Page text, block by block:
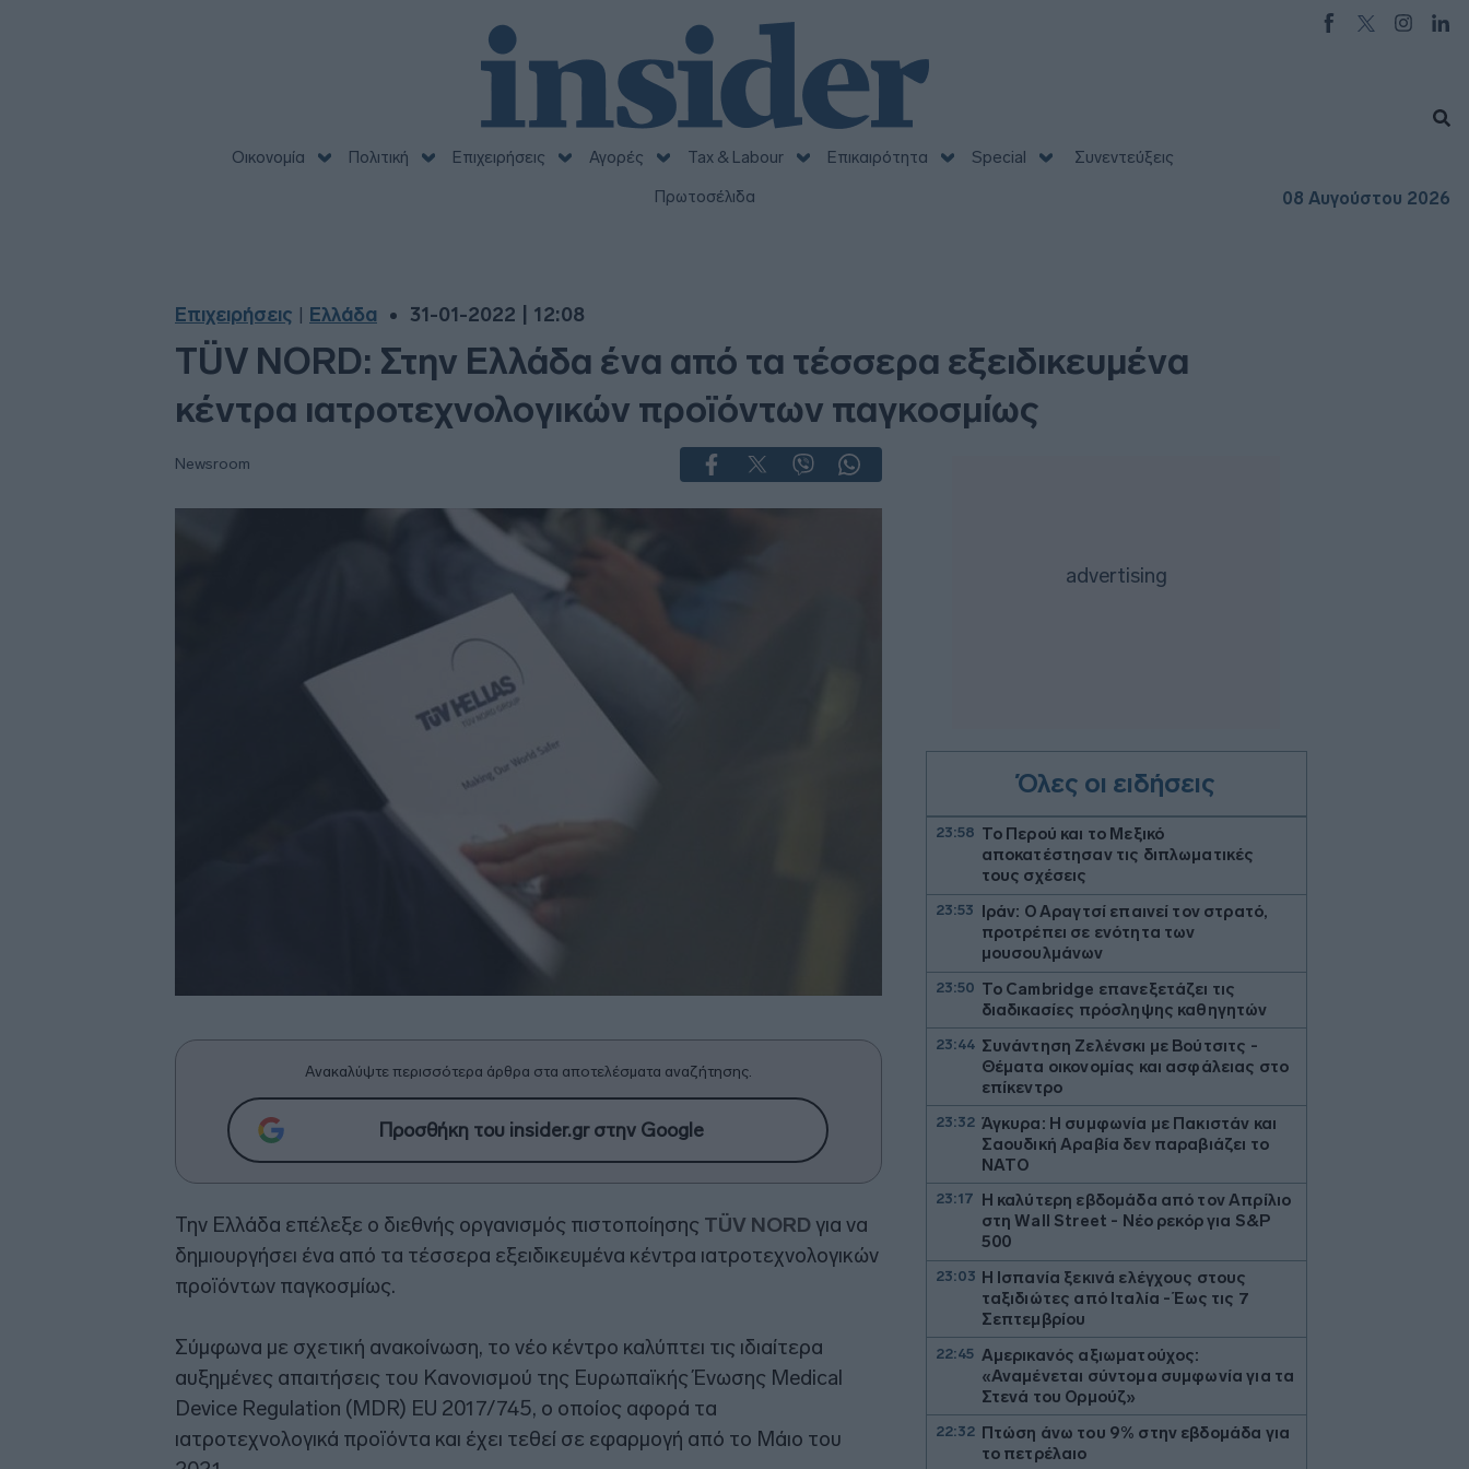
Οικονομία Πολιτική Επιχειρήσεις Αγορές Tax & Labour Επικαιρότητα Special
Συνεντεύξεις
Πρωτοσέλιδα
08 Αυγούστου 2026
Επιχειρήσεις Ελλάδα 31-01-2022 | 12:08
TÜV NORD: Στην Ελλάδα ένα από τα τέσσερα εξειδικευμένα
κέντρα ιατροτεχνολογικών προϊόντων παγκοσμίως
Newsroom
Ανακαλύψτε περισσότερα άρθρα στα αποτελέσματα αναζήτησης.
Προσθήκη του insider.gr στην Google
Την Ελλάδα επέλεξε ο διεθνής οργανισμός πιστοποίησης TÜV NORD για να
δημιουργήσει ένα από τα τέσσερα εξειδικευμένα κέντρα ιατροτεχνολογικών
προϊόντων παγκοσμίως.
Σύμφωνα με σχετική ανακοίνωση, το νέο κέντρο καλύπτει τις ιδιαίτερα
αυξημένες απαιτήσεις του Κανονισμού της Ευρωπαϊκής Ένωσης Medical
Device Regulation (MDR) EU 2017/745, ο οποίος αφορά τα
ιατροτεχνολογικά προϊόντα και έχει τεθεί σε εφαρμογή από το Μάιο του
Όλες οι ειδήσεις
23:58 Το Περού και το Μεξικό
αποκατέστησαν τις διπλωματικές
τους σχέσεις
23:53 Ιράν: Ο Αραγτσί επαινεί τον στρατό,
προτρέπει σε ενότητα των
μουσουλμάνων
23:50 Το Cambridge επανεξετάζει τις
διαδικασίες πρόσληψης καθηγητών
23:44 Συνάντηση Ζελένσκι με Βούτσιτς -
Θέματα οικονομίας και ασφάλειας στο
επίκεντρο
23:32 Άγκυρα: Η συμφωνία με Πακιστάν και
Σαουδική Αραβία δεν παραβιάζει το
ΝΑΤΟ
23:17 Η καλύτερη εβδομάδα από τον Απρίλιο
στη Wall Street - Νέο ρεκόρ για S&P
500
23:03 Η Ισπανία ξεκινά ελέγχους στους
ταξιδιώτες από Ιταλία - Έως τις 7
Σεπτεμβρίου
22:45 Αμερικανός αξιωματούχος:
«Αναμένεται σύντομα συμφωνία για τα
Στενά του Ορμούζ»
22:32 Πτώση άνω του 9% στην εβδομάδα για
το πετρέλαιο